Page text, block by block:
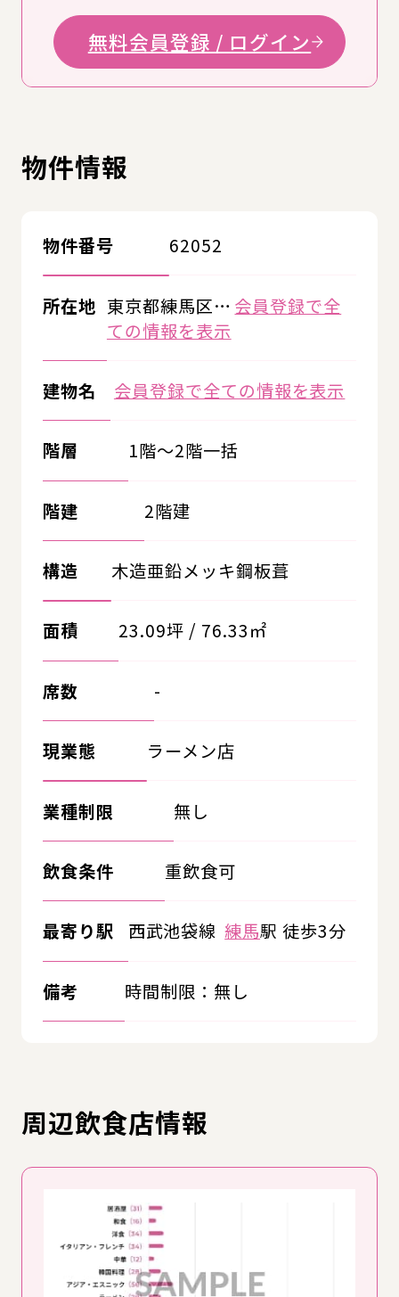
無料会員登録 / ログイン
物件情報
物件番号 62052
所在地 東京都練馬区… 会員登録で全
ての情報を表示
建物名 会員登録で全ての情報を表示
階層 1階～2階一括
階建 2階建
構造 木造亜鉛メッキ鋼板葺
面積 23.09坪 / 76.33㎡
席数 -
現業態 ラーメン店
業種制限 無し
飲食条件 重飲食可
最寄り駅 西武池袋線 練馬駅 徒歩3分
備考 時間制限：無し
周辺飲食店情報